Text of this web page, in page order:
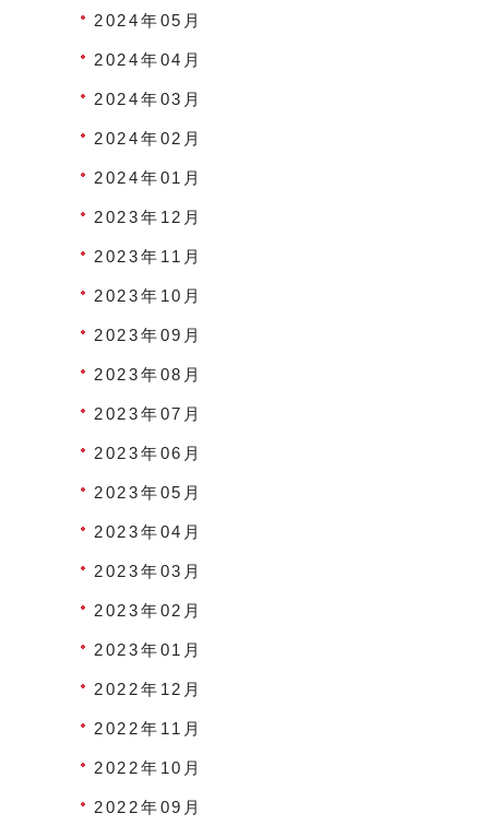
2024年05月
2024年04月
2024年03月
2024年02月
2024年01月
2023年12月
2023年11月
2023年10月
2023年09月
2023年08月
2023年07月
2023年06月
2023年05月
2023年04月
2023年03月
2023年02月
2023年01月
2022年12月
2022年11月
2022年10月
2022年09月